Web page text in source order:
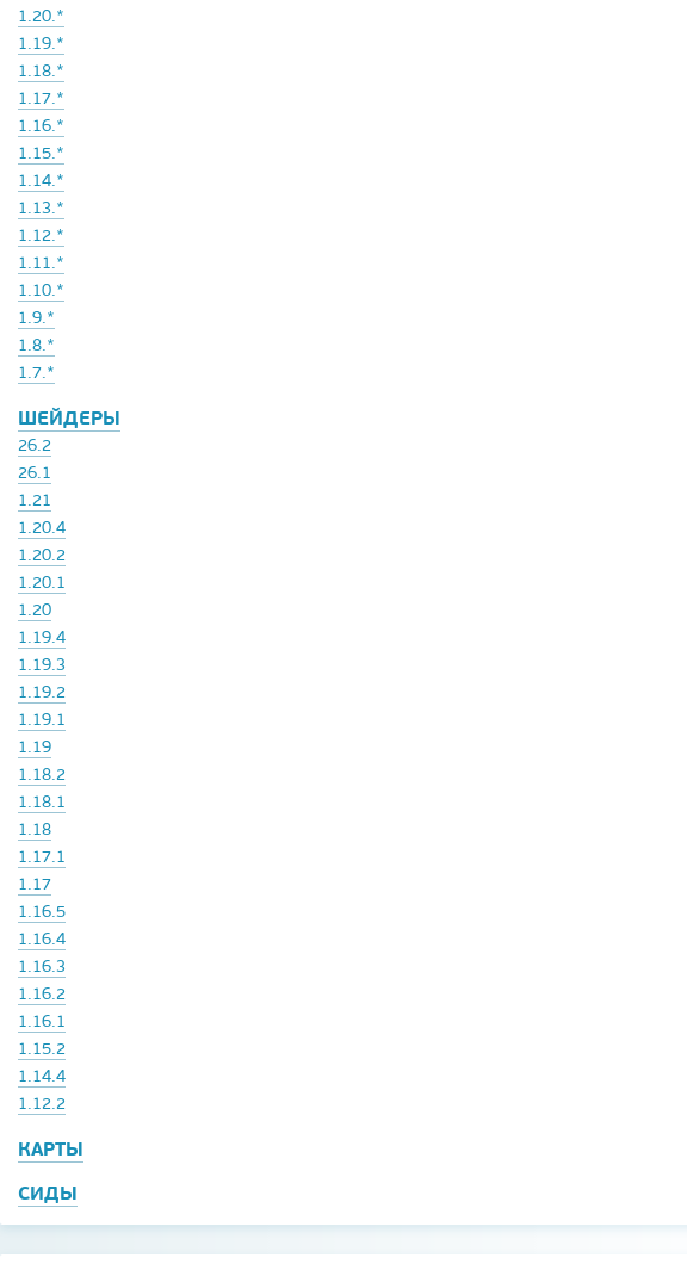
1.20.*
1.19.*
1.18.*
1.17.*
1.16.*
1.15.*
1.14.*
1.13.*
1.12.*
1.11.*
1.10.*
1.9.*
1.8.*
1.7.*
ШЕЙДЕРЫ
26.2
26.1
1.21
1.20.4
1.20.2
1.20.1
1.20
1.19.4
1.19.3
1.19.2
1.19.1
1.19
1.18.2
1.18.1
1.18
1.17.1
1.17
1.16.5
1.16.4
1.16.3
1.16.2
1.16.1
1.15.2
1.14.4
1.12.2
КАРТЫ
СИДЫ